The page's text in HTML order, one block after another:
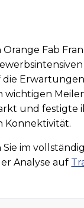
Fab
wichtigen
und
Konnektivität.
im
Analyse auf